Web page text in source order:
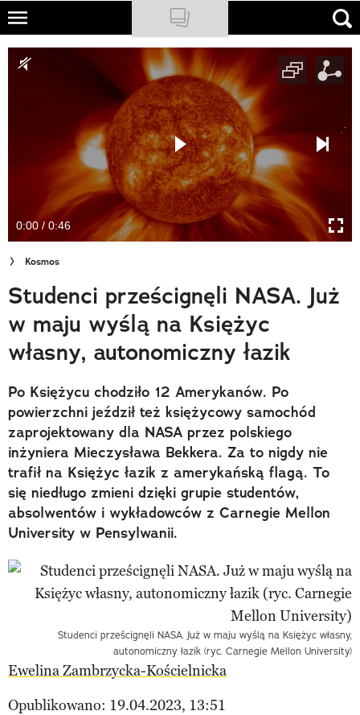
Skip
main
NATIONAL GEOGRAPHIC
Newsletter
Cuda Polski
Wielki Konkurs Fotograficzny
Trendbook Podróżniczy
Polecane
0:00 / 0:46
Kosmos
Studenci prześcignęli NASA. Już
w maju wyślą na Księżyc
własny, autonomiczny łazik
Po Księżycu chodziło 12 Amerykanów. Po
powierzchni jeździł też księżycowy samochód
zaprojektowany dla NASA przez polskiego
inżyniera Mieczysława Bekkera. Za to nigdy nie
trafił na Księżyc łazik z amerykańską flagą. To
się niedługo zmieni dzięki grupie studentów,
absolwentów i wykładowców z Carnegie Mellon
University w Pensylwanii.
Studenci prześcignęli NASA. Już w maju wyślą na Księżyc własny,
autonomiczny łazik (ryc. Carnegie Mellon University)
Ewelina Zambrzycka-Kościelnicka
Opublikowano: 19.04.2023, 13:51